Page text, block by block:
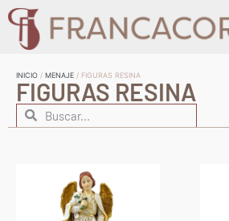
INICIO / MENAJE / FIGURAS RESINA
FIGURAS RESINA